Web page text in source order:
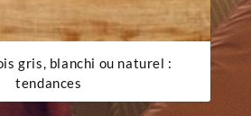
gris, blanchi ou naturel :
tendances